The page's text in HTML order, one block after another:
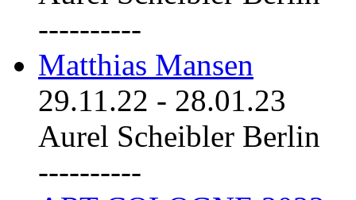
----------
Matthias Mansen
29.11.22 - 28.01.23
Aurel Scheibler Berlin
----------